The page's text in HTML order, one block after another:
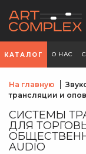
КАТАЛОГ О НАС
На главную
трансляции и
СИСТЕМЫ
ДЛЯ
AUDIO